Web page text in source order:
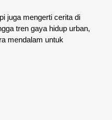
juga mengerti cerita di
tren gaya hidup urban,
mendalam untuk